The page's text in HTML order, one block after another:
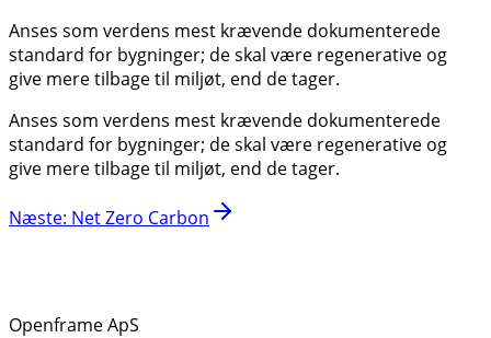
Anses som verdens mest krævende dokumenterede
standard for bygninger; de skal være regenerative og
give mere tilbage til miljøt, end de tager.
Anses som verdens mest krævende dokumenterede
standard for bygninger; de skal være regenerative og
give mere tilbage til miljøt, end de tager.
Næste: Net Zero Carbon
Openframe ApS